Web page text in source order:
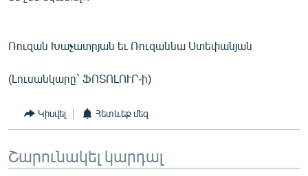
Ռուզան Խաչատրյան եւ Ռուզաննա Ստեփանյան
(Լուսանկարը` ՖՈՏՈԼՈՒՐ-ի)
Կիսվել Հետևեք մեզ
Շարունակել կարդալ